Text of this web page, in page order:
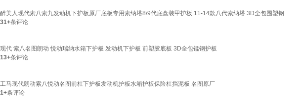
醉美人现代索八索九发动机下护板原厂底板专用索纳塔8/9代底盘装甲护板 11-14款八代索纳塔 3D全包围塑钢
31+条评论
现代 索八名图朗动 悦动瑞纳水箱下护板 发动机下护板 前塑胶底板 3D全包锰钢护板
13+条评论
工马现代朗动索八悦动名图前杠下护板发动机护板水箱护板保险杠挡泥板 名图原厂
1+条评论